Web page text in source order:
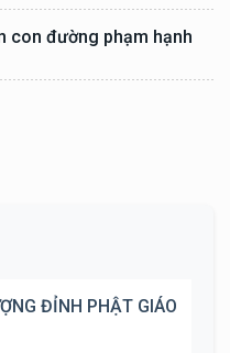
con đường phạm hạnh
ĐỈNH PHẬT GIÁO